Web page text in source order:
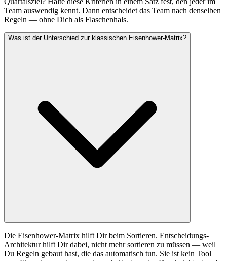
Team auswendig kennt. Dann entscheidet das Team nach denselben
Regeln — ohne Dich als Flaschenhals.
Was ist der Unterschied zur klassischen Eisenhower-Matrix?
Die Eisenhower-Matrix hilft Dir beim Sortieren. Entscheidungs-
Architektur hilft Dir dabei, nicht mehr sortieren zu müssen — weil
Du Regeln gebaut hast, die das automatisch tun. Sie ist kein Tool